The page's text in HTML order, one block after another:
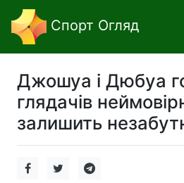
Спорт Огляд
Джошуа і Дюбуа
глядачів
залишить